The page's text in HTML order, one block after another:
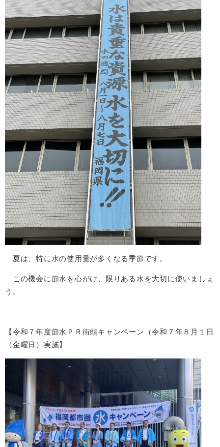
夏は、特に水の使用量が多くなる季節です。
この機会に節水を心がけ、限りある水を大切に使いましょ
う。
【令和７年度節水ＰＲ街頭キャンペーン（令和７年８月１日
（金曜日）実施】